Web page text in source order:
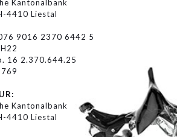
Kantonalbank
4410 Liestal
9016 2370 6442 5
16 2.370.644.25
Kantonalbank
4410 Liestal